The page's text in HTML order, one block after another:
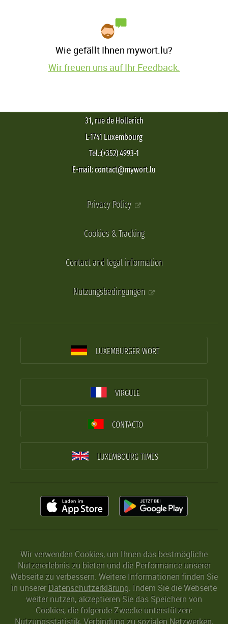
Wie gefällt Ihnen mywort.lu?
Wir freuen uns auf Ihr Feedback.
31, rue de Hollerich
L-1741 Luxembourg
Tel.:(+352) 4993-1
E-mail: contact@mywort.lu
Privacy Policy
Cookies & Tracking
Contact and legal information
Nutzungsbedingungen
LUXEMBURGER WORT
VIRGULE
CONTACTO
LUXEMBOURG TIMES
Wir verwenden Cookies, um Ihnen das bestmögliche
Nutzererlebnis zu bieten und die Performance unserer
Webseite zu verbessern. Weitere Informationen finden Sie
in unserer Datenschutzerklärung. Indem Sie die Webseite
weiter nutzen, akzeptieren Sie das Speichern von
Cookies, die folgende Zwecke unterstützen:
Nutzungsstatistik, Verbindung zu sozialen Netzwerken,